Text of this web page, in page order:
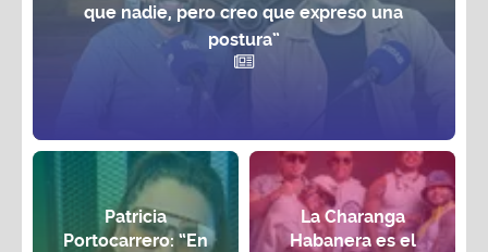
que nadie, pero creo que expreso una
postura”
Patricia
Portocarrero: “En
La Charanga
Habanera es el